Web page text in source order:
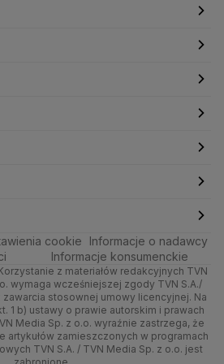
Wyższego
cookie
Informacje o nadawcy
Informacje konsumenckie
z materiałów redakcyjnych TVN
wymaga wcześniejszej zgody TVN S.A./
zawarcia stosownej umowy licencyjnej. Na
1 b) ustawy o prawie autorskim i prawach
Media Sp. z o.o. wyraźnie zastrzega, że
artykułów zamieszczonych w programach
TVN S.A. / TVN Media Sp. z o.o. jest
zabronione.